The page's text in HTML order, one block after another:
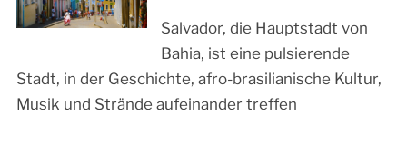
Salvador, die Hauptstadt von
Bahia, ist eine pulsierende
Stadt, in der Geschichte, afro-brasilianische Kultur,
Musik und Strände aufeinander treffen